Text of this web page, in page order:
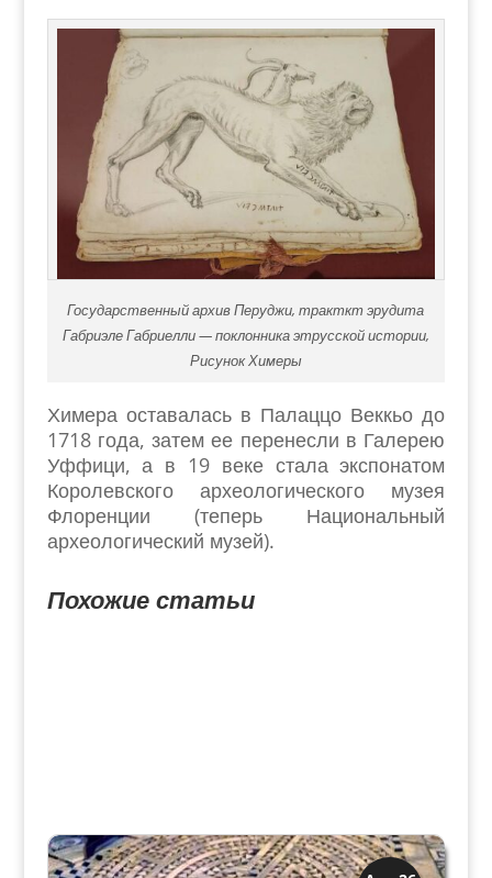
Государственный архив Перуджи, тракткт эрудита
Габриэле Габриелли — поклонника этрусской истории,
Рисунок Химеры
Химера оставалась в Палаццо Веккьо до
1718 года, затем ее перенесли в Галерею
Уффици, а в 19 веке стала экспонатом
Королевского археологического музея
Флоренции (теперь Национальный
археологический музей).
Похожие статьи